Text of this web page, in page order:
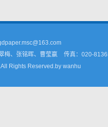
梅、张铭晖、曹莹嬴
传真：020-
Rights Reserved.by wanhu